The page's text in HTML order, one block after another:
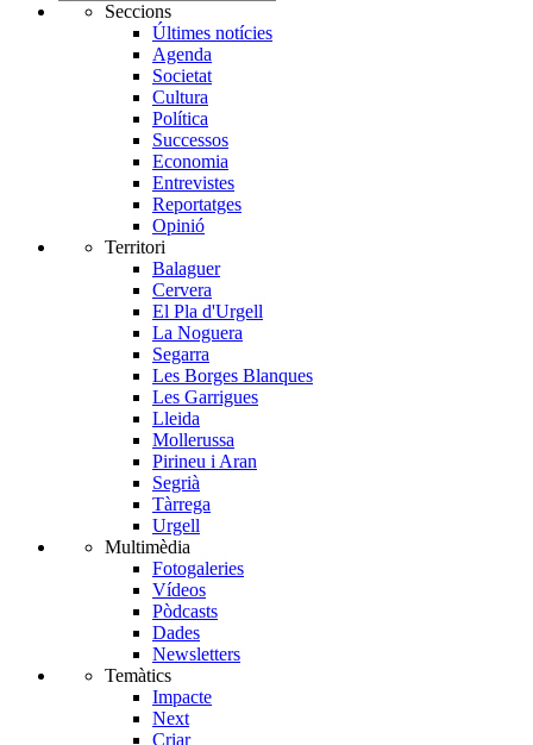
Seccions
Últimes notícies
Agenda
Societat
Cultura
Política
Successos
Economia
Entrevistes
Reportatges
Opinió
Territori
Balaguer
Cervera
El Pla d'Urgell
La Noguera
Segarra
Les Borges Blanques
Les Garrigues
Lleida
Mollerussa
Pirineu i Aran
Segrià
Tàrrega
Urgell
Multimèdia
Fotogaleries
Vídeos
Pòdcasts
Dades
Newsletters
Temàtics
Impacte
Next
Criar